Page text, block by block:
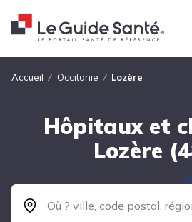
Fil d'Ariane
Accueil Occitanie Lozère
Hôpitaux et
Lozère